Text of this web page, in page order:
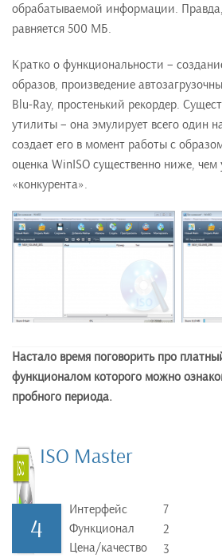
обрабатываемой информации.
равняется 500 МБ.
Кратко о функциональности –
образов, произведение
Blu-Ray, простенький рекордер.
утилиты – она эмулирует всего один
создает его в момент работы с
оценка WinISO существенно ниже, чем
«конкурента».
Настало время поговорить про
функционалом которого можно
пробного периода.
ISO Master
4
Интерфейс
Функционал
Цена/качество
7
2
3